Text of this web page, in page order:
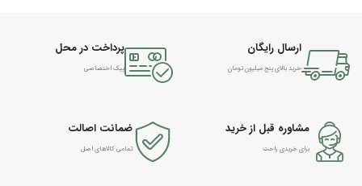
ارسال رایگان
خرید بالای پنج میلیون تومان
پرداخت در محل
پیک اختصاصی
مشاوره قبل از خرید
برای خریدی راحت
ضمانت اصالت
تمامی کالاهای اصل